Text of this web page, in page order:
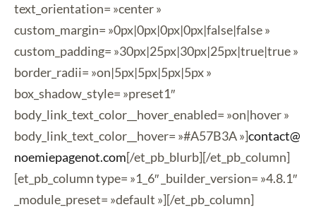
text_orientation= »center »
custom_margin= »0px|0px|0px|0px|false|false »
custom_padding= »30px|25px|30px|25px|true|true »
border_radii= »on|5px|5px|5px|5px »
box_shadow_style= »preset1″
body_link_text_color__hover_enabled= »on|hover »
body_link_text_color__hover= »#A57B3A »]contact@
noemiepagenot.com[/et_pb_blurb][/et_pb_column]
[et_pb_column type= »1_6″ _builder_version= »4.8.1″
_module_preset= »default »][/et_pb_column]